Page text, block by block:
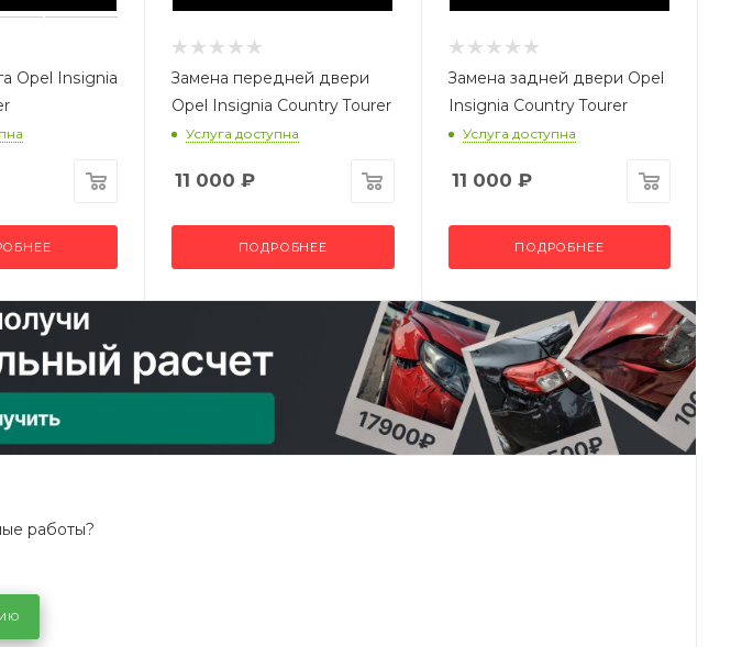
Opel Insignia
Замена передней двери
Opel Insignia Country Tourer
Услуга доступна
11 000 ₽
ПОДРОБНЕЕ
Замена задней двери Opel
Insignia Country Tourer
Услуга доступна
11 000 ₽
ПОДРОБНЕЕ
работы?